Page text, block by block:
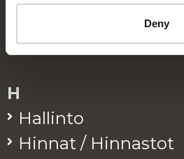
Deny
Eko­kymp­pi
Eko­pis­teet / Rinki-
H
Hal­lin­to
Hin­nat / Hin­nas­tot